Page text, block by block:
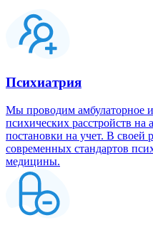
Психиатрия
Мы проводим амбулаторное
психических расстройств
постановки на учет. В своей
современных стандартов
медицины.